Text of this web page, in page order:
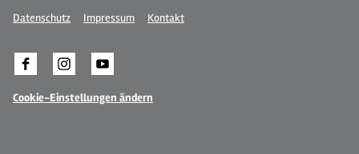
Datenschutz Impressum Kontakt
Cookie-Einstellungen ändern